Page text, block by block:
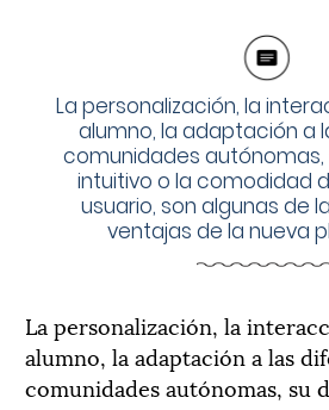
La personalización, la
alumno, la adaptación a
comunidades autónomas,
intuitivo o la comodidad
usuario, son algunas de
ventajas de la nueva
La personalización, la
alumno, la adaptación a las
comunidades autónomas, su